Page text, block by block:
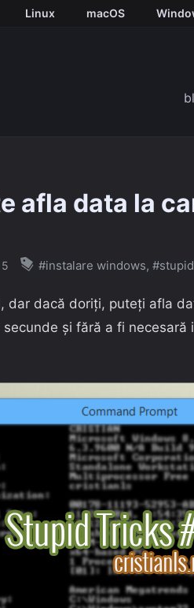
Linux macOS
afla data la
#instalare windows,
dar dacă doriți, puteți afla
și fără a fi necesară